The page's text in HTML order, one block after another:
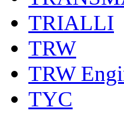
TRIALLI
TRW
TRW
TYC